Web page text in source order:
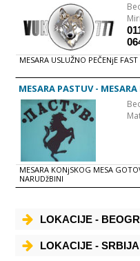
MESARA USLUŽNO PEČENjE
MESARA PASTUV -
MESARA KONjSKOG MESA
NARUDžBINI
LOKACIJE -
LOKACIJE - SRBIJA